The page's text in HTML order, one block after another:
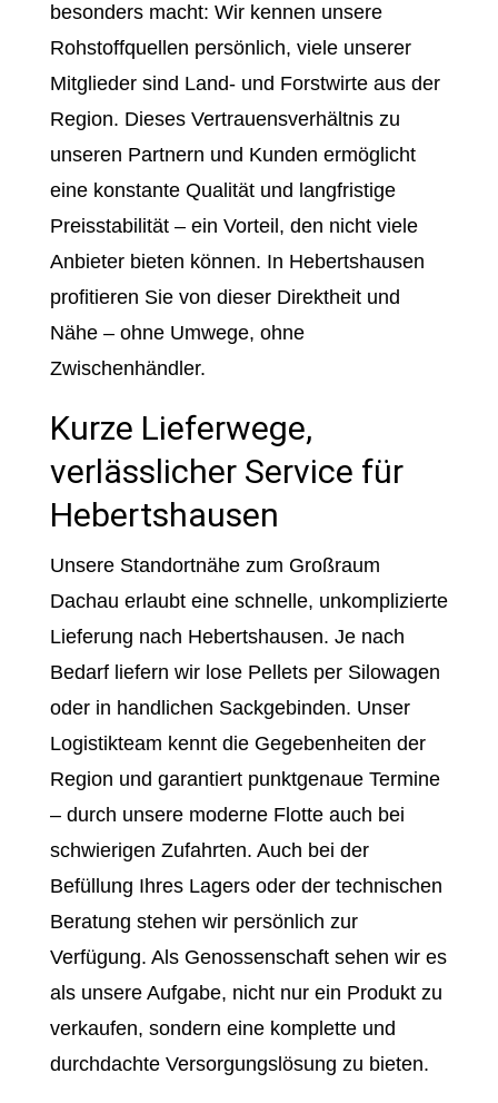
besonders macht: Wir kennen unsere
Rohstoffquellen persönlich, viele unserer
Mitglieder sind Land- und Forstwirte aus der
Region. Dieses Vertrauensverhältnis zu
unseren Partnern und Kunden ermöglicht
eine konstante Qualität und langfristige
Preisstabilität – ein Vorteil, den nicht viele
Anbieter bieten können. In Hebertshausen
profitieren Sie von dieser Direktheit und
Nähe – ohne Umwege, ohne
Zwischenhändler.
Kurze Lieferwege,
verlässlicher Service für
Hebertshausen
Unsere Standortnähe zum Großraum
Dachau erlaubt eine schnelle, unkomplizierte
Lieferung nach Hebertshausen. Je nach
Bedarf liefern wir lose Pellets per Silowagen
oder in handlichen Sackgebinden. Unser
Logistikteam kennt die Gegebenheiten der
Region und garantiert punktgenaue Termine
– durch unsere moderne Flotte auch bei
schwierigen Zufahrten. Auch bei der
Befüllung Ihres Lagers oder der technischen
Beratung stehen wir persönlich zur
Verfügung. Als Genossenschaft sehen wir es
als unsere Aufgabe, nicht nur ein Produkt zu
verkaufen, sondern eine komplette und
durchdachte Versorgungslösung zu bieten.